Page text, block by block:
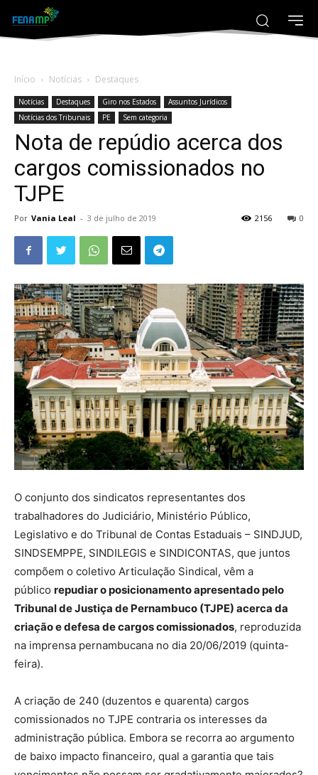
Início Notícias Destaques
Notícias Destaques Giro nos Estados
Assuntos Jurídicos
Notícias dos Tribunais
PE Sem categoria
Nota de repúdio acerca dos
cargos comissionados no
TJPE
Por Vania Leal - 3 de julho de 2019 0
2156
O conjunto dos sindicatos representantes dos
trabalhadores do Judiciário, Ministério Público,
Legislativo e do Tribunal de Contas Estaduais – SINDJUD,
SINDSEMPPE, SINDILEGIS e SINDICONTAS, que juntos
compõem o coletivo Articulação Sindical, vêm a
público repudiar o posicionamento apresentado pelo
Tribunal de Justiça de Pernambuco (TJPE) acerca da
criação e defesa de cargos comissionados, reproduzida
na imprensa pernambucana no dia 20/06/2019 (quinta-
feira).
A criação de 240 (duzentos e quarenta) cargos
comissionados no TJPE contraria os interesses da
administração pública. Embora se recorra ao argumento
de baixo impacto financeiro, qual a garantia que tais